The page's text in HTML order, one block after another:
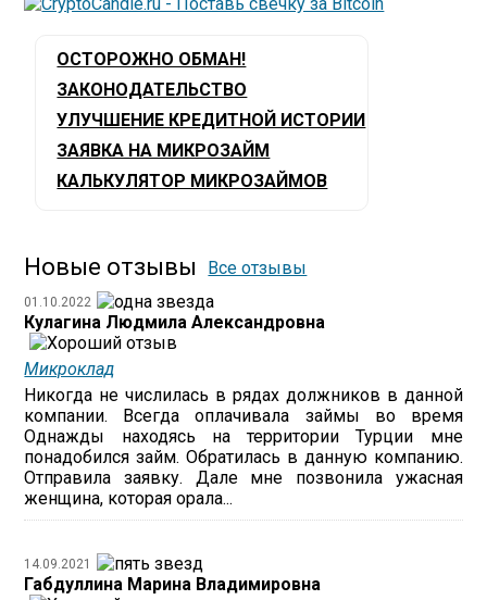
ОСТОРОЖНО ОБМАН!
ЗАКОНОДАТЕЛЬСТВО
УЛУЧШЕНИЕ КРЕДИТНОЙ ИСТОРИИ
ЗАЯВКА НА МИКРОЗАЙМ
КАЛЬКУЛЯТОР МИКРОЗАЙМОВ
Новые отзывы Все отзывы
01.10.2022
Кулагина Людмила Александровна
Микроклад
Никогда не числилась в рядах должников в данной
компании. Всегда оплачивала займы во время
Однажды находясь на территории Турции мне
понадобился займ. Обратилась в данную компанию.
Отправила заявку. Дале мне позвонила ужасная
женщина, которая орала...
14.09.2021
Габдуллина Марина Владимировна